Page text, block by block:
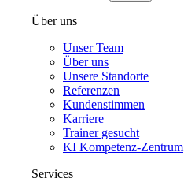
Über uns
Unser Team
Über uns
Unsere Standorte
Referenzen
Kundenstimmen
Karriere
Trainer gesucht
KI Kompetenz-Zentrum
Services